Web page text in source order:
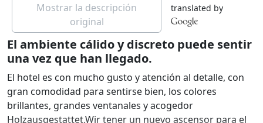
Mostrar la descripción
original
translated by
El ambiente cálido y discreto puede sentir
una vez que han llegado.
El hotel es con mucho gusto y atención al detalle, con
gran comodidad para sentirse bien, los colores
brillantes, grandes ventanales y acogedor
Holzausgestattet.Wir tener un nuevo ascensor para el